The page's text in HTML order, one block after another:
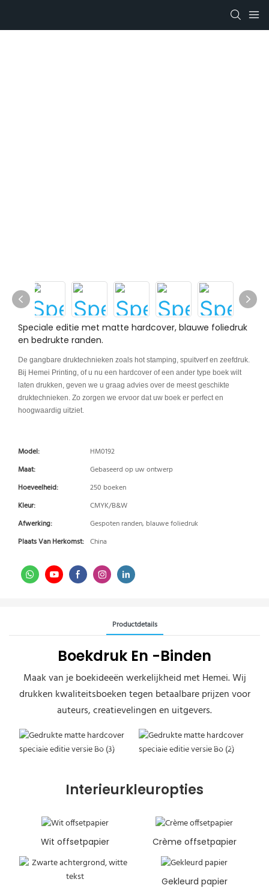
Speciale editie met matte hardcover, blauwe foliedruk
en bedrukte randen.
De gangbare druktechnieken zoals hot stamping, spuitverf en zeefdruk.
Bij Hemei Printing, of u nu een hardcover of een ander type boek wilt
laten drukken, geven we u graag advies over de meest geschikte
druktechnieken. Zo zorgen we ervoor dat uw boek er perfect en
hoogwaardig uitziet.
Model:
HM0192
Maat:
Gebaseerd op uw ontwerp
Hoeveelheid:
250 boeken
Kleur:
CMYK/B&W
Afwerking:
Gespoten randen, blauwe foliedruk
Plaats Van Herkomst: China
Productdetails
Boekdruk En -binden
Maak van je boekideeën werkelijkheid met Hemei. Wij
drukken kwaliteitsboeken tegen betaalbare prijzen voor
auteurs, creatievelingen en uitgevers.
Gedrukte matte hardcover
Gedrukte matte hardcover
Interieurkleuropties
Wit offsetpapier Crème offsetpapier
Gekleurd papier